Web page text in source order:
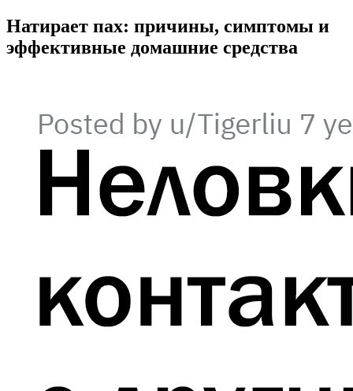
Натирает пах: причины, симптомы и
эффективные домашние средства